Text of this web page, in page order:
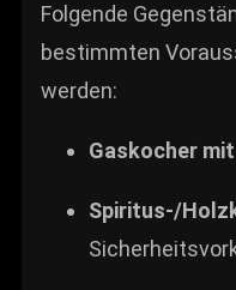
Folgende
bestimmten
werden:
Gaskocher
Spiritus-/